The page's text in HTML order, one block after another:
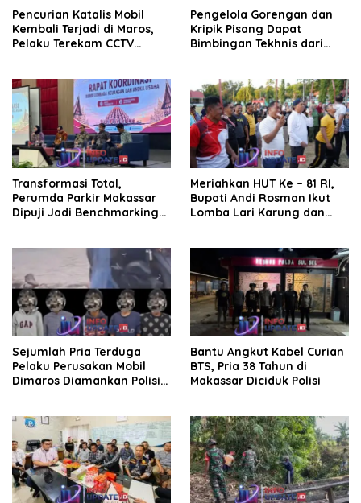
Pencurian Katalis Mobil
Kembali Terjadi di Maros,
Pelaku Terekam CCTV
Pengelola Gorengan dan
Kripik Pisang Dapat
Bimbingan Tekhnis dari
Transformasi Total,
Perumda Parkir Makassar
Dipuji Jadi Benchmarking
Meriahkan HUT Ke – 81 RI,
Bupati Andi Rosman Ikut
Lomba Lari Karung dan
Sejumlah Pria Terduga
Pelaku Perusakan Mobil
Dimaros Diamankan Polisi.
Bantu Angkut Kabel Curian
BTS, Pria 38 Tahun di
Makassar Diciduk Polisi